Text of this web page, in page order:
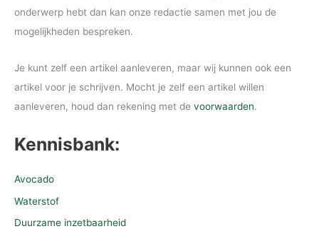
onderwerp hebt dan kan onze redactie samen met jou de
mogelijkheden bespreken.
Je kunt zelf een artikel aanleveren, maar wij kunnen ook een
artikel voor je schrijven. Mocht je zelf een artikel willen
aanleveren, houd dan rekening met de voorwaarden.
Kennisbank:
Avocado
Waterstof
Duurzame inzetbaarheid